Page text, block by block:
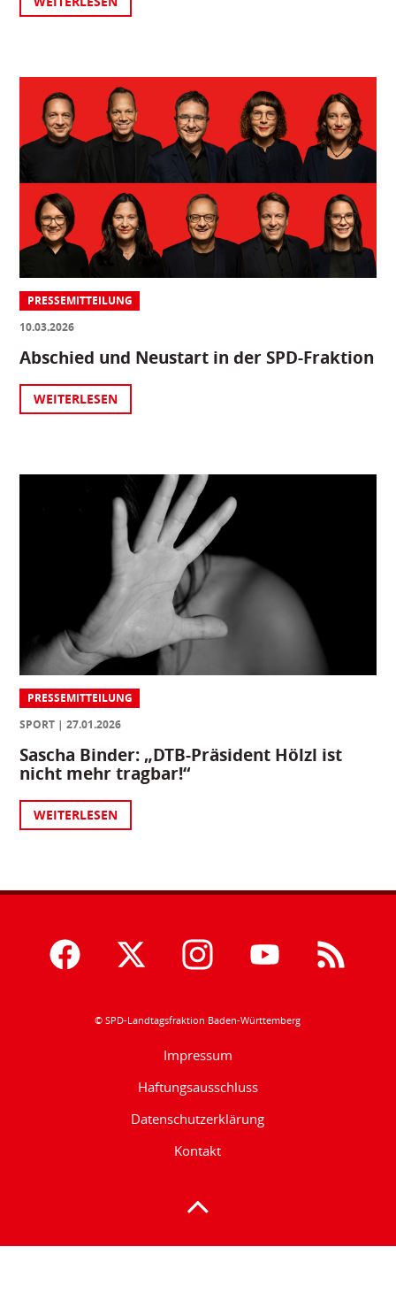
PRESSEMITTEILUNG
10.03.2026
Abschied und Neustart in der SPD-Fraktion
WEITERLESEN
PRESSEMITTEILUNG
SPORT
27.01.2026
Sascha Binder: „DTB-Präsident Hölzl ist
nicht mehr tragbar!“
WEITERLESEN
© SPD-Landtagsfraktion Baden-Württemberg
Impressum
Haftungsausschluss
Datenschutzerklärung
Kontakt